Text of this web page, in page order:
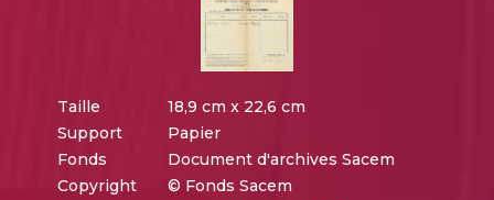
Taille
18,9 cm x 22,6 cm
Support
Papier
Fonds
Document d'archives Sacem
Copyright
© Fonds Sacem